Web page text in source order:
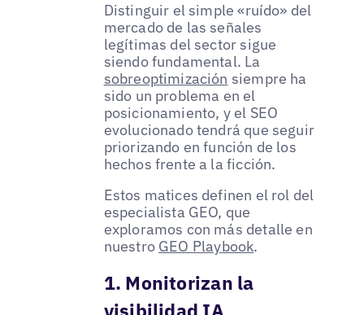
Distinguir el simple «ruído» del
mercado de las señales
legítimas del sector sigue
siendo fundamental. La
sobreoptimización siempre ha
sido un problema en el
posicionamiento, y el SEO
evolucionado tendrá que seguir
priorizando en función de los
hechos frente a la ficción.
Estos matices definen el rol del
especialista GEO, que
exploramos con más detalle en
nuestro GEO Playbook.
1. Monitorizan la
visibilidad IA